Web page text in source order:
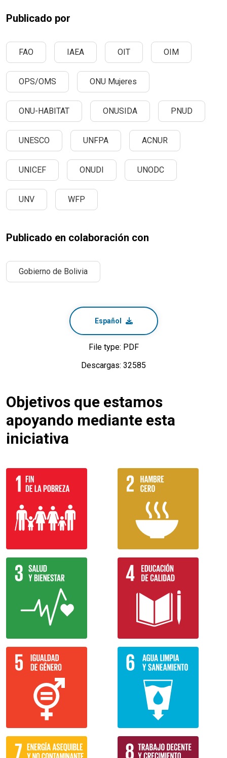
Publicado por
FAO IAEA OIT OIM
OPS/OMS ONU Mujeres
ONU-HABITAT ONUSIDA PNUD
UNESCO UNFPA ACNUR
UNICEF ONUDI UNODC
UNV WFP
Publicado en colaboración con
Gobierno de Bolivia
Español
File type: PDF
Descargas: 32585
Objetivos que estamos
apoyando mediante esta
iniciativa